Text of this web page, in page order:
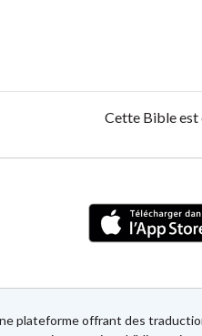
Cette Bible est
plateforme offrant des